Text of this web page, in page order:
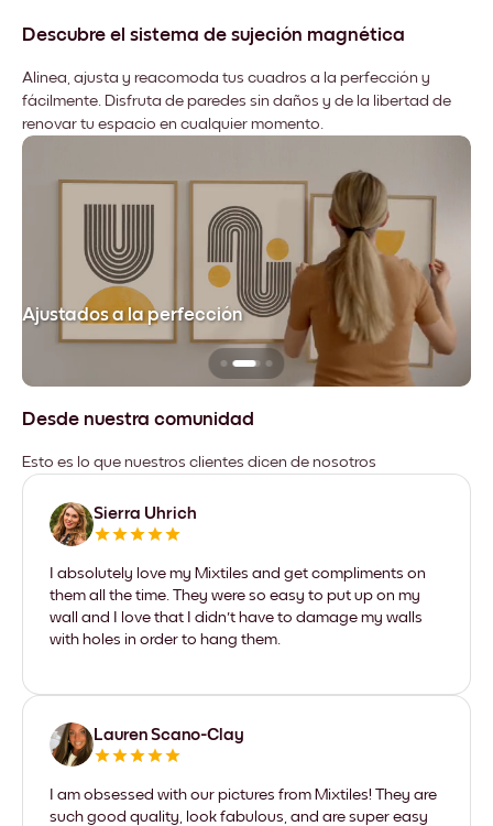
Descubre el sistema de sujeción magnética
Alinea, ajusta y reacomoda tus cuadros a la perfección y
fácilmente. Disfruta de paredes sin daños y de la libertad de
renovar tu espacio en cualquier momento.
Ajustados a la perfección
Desde nuestra comunidad
Esto es lo que nuestros clientes dicen de nosotros
Sierra Uhrich
I absolutely love my Mixtiles and get compliments on
them all the time. They were so easy to put up on my
wall and I love that I didn't have to damage my walls
with holes in order to hang them.
Lauren Scano-Clay
I am obsessed with our pictures from Mixtiles! They are
such good quality, look fabulous, and are super easy